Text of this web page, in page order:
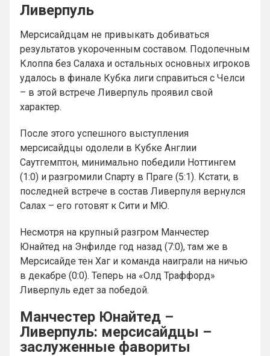
Ливерпуль
Мерсисайдцам не привыкать добиваться
результатов укороченным составом. Подопечным
Клоппа без Салаха и остальных основных игроков
удалось в финале Кубка лиги справиться с Челси
– в этой встрече Ливерпуль проявил свой
характер.
После этого успешного выступления
мерсисайдцы одолели в Кубке Англии
Саутгемптон, минимально победили Ноттингем
(1:0) и разгромили Спарту в Праге (5:1). Кстати, в
последней встрече в состав Ливерпуля вернулся
Салах – его готовят к Сити и МЮ.
Несмотря на крупный разгром Манчестер
Юнайтед на Энфилде год назад (7:0), там же в
Мерсисайде тен Хаг и команда наиграли на ничью
в декабре (0:0). Теперь на «Олд Траффорд»
Ливерпуль едет за победой.
Манчестер Юнайтед –
Ливерпуль: мерсисайдцы –
заслуженные фавориты